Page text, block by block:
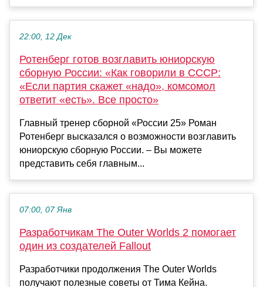
22:00, 12 Дек
Ротенберг готов возглавить юниорскую
сборную России: «Как говорили в СССР:
«Если партия скажет «надо», комсомол
ответит «есть». Все просто»
Главный тренер сборной «России 25» Роман
Ротенберг высказался о возможности возглавить
юниорскую сборную России. – Вы можете
представить себя главным...
07:00, 07 Янв
Разработчикам The Outer Worlds 2 помогает
один из создателей Fallout
Разработчики продолжения The Outer Worlds
получают полезные советы от Тима Кейна.